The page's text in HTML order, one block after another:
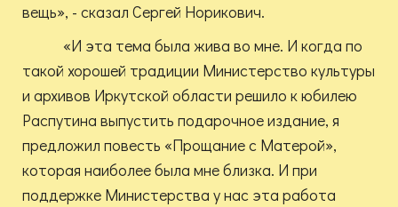
вещь», - сказал Сергей Норикович.
«И эта тема была жива во мне. И когда по
такой хорошей традиции Министерство культуры
и архивов Иркутской области решило к юбилею
Распутина выпустить подарочное издание, я
предложил повесть «Прощание с Матерой»,
которая наиболее была мне близка. И при
поддержке Министерства у нас эта работа